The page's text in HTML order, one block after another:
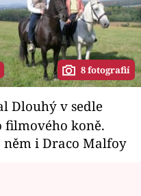
8 fotografií
filmového koně.
něm i Draco Malfoy